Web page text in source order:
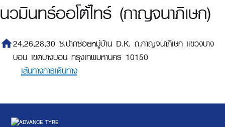
นวมินทร์ออโต้ไทร์ (กาญจนาภิเษก)
home24,26,28,30 ซ.ปากซอยหมู่บ้าน D.K. ถ.กาญจนาภิเษก แขวงบาง
บอน เขตบางบอน กรุงเทพมหานคร 10150
เส้นทางการเดินทาง